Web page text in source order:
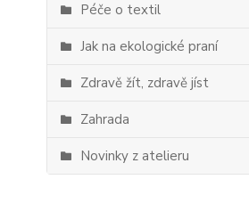
Péče o textil
Jak na ekologické praní
Zdravě žít, zdravě jíst
Zahrada
Novinky z atelieru